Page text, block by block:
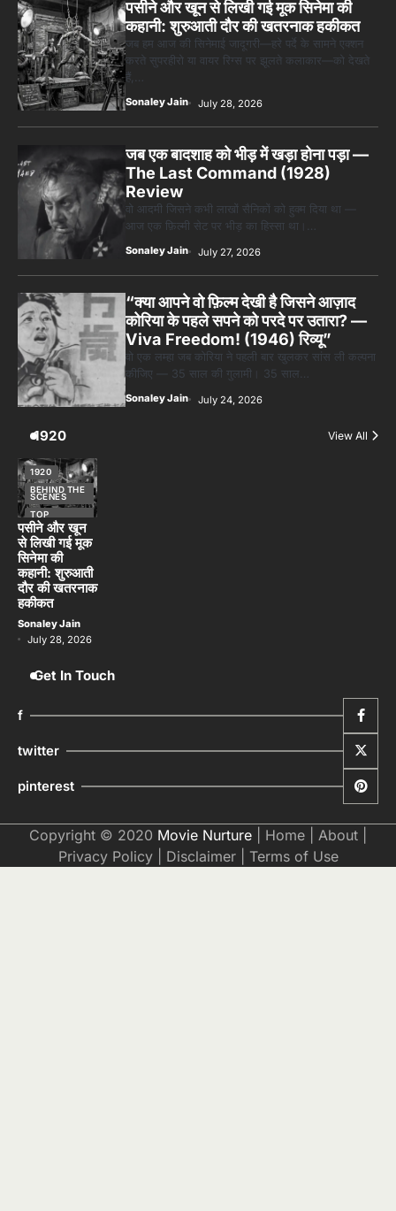
पसीने और खून से लिखी गई मूक सिनेमा की
कहानी: शुरुआती दौर की खतरनाक हकीकत
जब हम आज की सिनेमाई जादूगरी—हरे पर्दे के सामने एक्शन
करते सुपरहीरो या वायर रिग्स पर झूलते कलाकार—को देखते
हैं,…
Sonaley Jain July 28, 2026
जब एक बादशाह को भीड़ में खड़ा होना पड़ा —
The Last Command (1928)
Review
वो आदमी जिसने कभी लाखों सैनिकों को हुक्म दिया था —
आज एक फ़िल्मी सेट पर भीड़ का हिस्सा था।…
Sonaley Jain July 27, 2026
“क्या आपने वो फ़िल्म देखी है जिसने आज़ाद
कोरिया के पहले सपने को परदे पर उतारा? —
Viva Freedom! (1946) रिव्यू”
वो एक लम्हा जब कोरिया ने पहली बार खुलकर सांस ली कल्पना
कीजिए — 35 साल की गुलामी। 35 साल…
Sonaley Jain July 24, 2026
1920 View All
1920
BEHIND THE
SCENES
TOP
STORIES
पसीने और खून
से लिखी गई मूक
सिनेमा की
कहानी: शुरुआती
दौर की खतरनाक
हकीकत
Sonaley Jain
July 28, 2026
Get In Touch
f
twitter
pinterest
Copyright © 2020 Movie Nurture Home About
Privacy Policy| Disclaimer| Terms of Use